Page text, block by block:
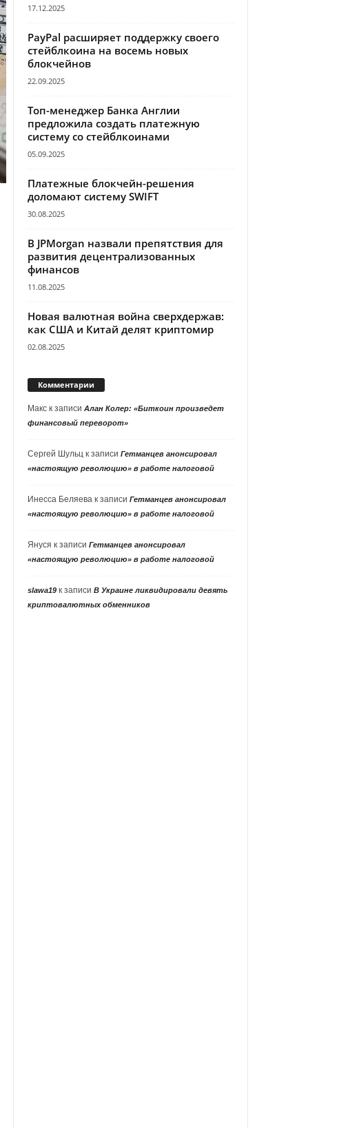
17.12.2025
PayPal расширяет поддержку своего
стейблкоина на восемь новых
блокчейнов
22.09.2025
Топ-менеджер Банка Англии
предложила создать платежную
систему со стейблкоинами
05.09.2025
Платежные блокчейн-решения
доломают систему SWIFT
30.08.2025
В JPMorgan назвали препятствия для
развития децентрализованных
финансов
11.08.2025
Новая валютная война сверхдержав:
как США и Китай делят криптомир
02.08.2025
Комментарии
Макск записи Алан Колер: «Биткоин произведет
финансовый переворот»
Сергей Шульцк записи Гетманцев анонсировал
«настоящую революцию» в работе налоговой
Инесса Беляевак записи Гетманцев анонсировал
«настоящую революцию» в работе налоговой
Януся к записи Гетманцев анонсировал
«настоящую революцию» в работе налоговой
slawa19к записи В Украине ликвидировали девять
криптовалютных обменников